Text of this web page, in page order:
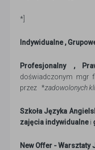
*]
Indywidualne ,
Profesjonalny ,
doświadczonym mgr
przez *zadowolonych
Szkoła Języka
zajęcia indywidualnei
New Offer - Warsztaty